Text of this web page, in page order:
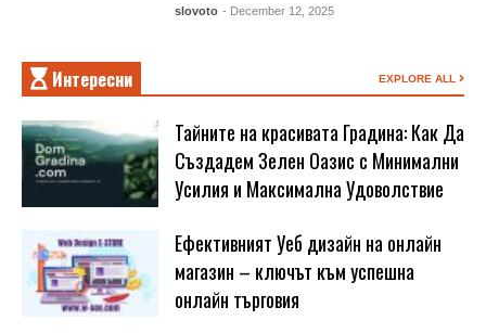
slovoto - December 12, 2025
Интересни EXPLORE ALL
Тайните на красивата Градина: Как Да
Създадем Зелен Оазис с Минимални
Усилия и Максимална Удоволствие
Ефективният Уеб дизайн на онлайн
магазин – ключът към успешна
онлайн търговия